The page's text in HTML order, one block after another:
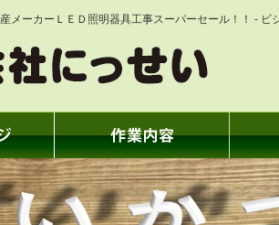
メーカーＬＥＤ照明器具工事スーパーセール！！ - ビ